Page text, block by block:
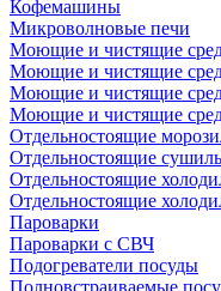
Кофемашины
Микроволновые печи
Моющие и чистящие
Моющие и чистящие
Моющие и чистящие
Моющие и чистящие
Отдельностоящие
Отдельностоящие
Отдельностоящие
Отдельностоящие
Пароварки
Пароварки с СВЧ
Подогреватели посуды
Полновстраиваемые